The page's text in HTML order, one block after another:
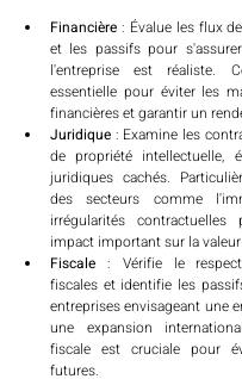
Financière : Évalue les flux
et les passifs pour
l'entreprise est réaliste.
essentielle pour éviter les
financières et garantir un
Juridique : Examine les
de propriété intellectuelle,
juridiques cachés.
des secteurs comme
irrégularités
impact important sur la
Fiscale : Vérifie le
fiscales et identifie les
entreprises envisageant une
une expansion
fiscale est cruciale pour
futures.